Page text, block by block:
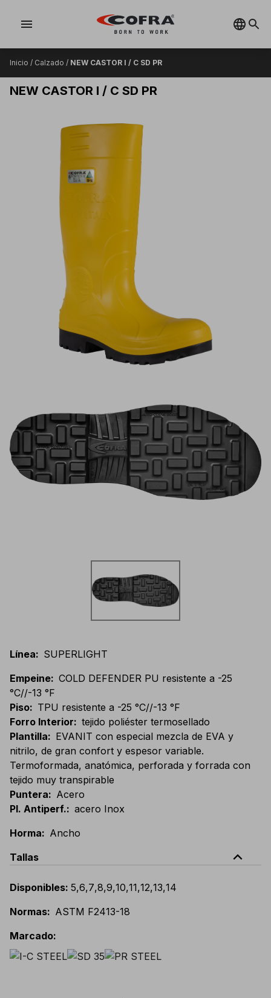
menu
Inicio / Calzado / NEW CASTOR I / C SD PR
NEW CASTOR I / C SD PR
Línea: SUPERLIGHT
Empeine: COLD DEFENDER PU resistente a -25
°C//-13 °F
Piso: TPU resistente a -25 °C//-13 °F
Forro Interior: tejido poliéster termosellado
Plantilla: EVANIT con especial mezcla de EVA y
nitrilo, de gran confort y espesor variable.
Termoformada, anatómica, perforada y forrada con
tejido muy transpirable
Puntera: Acero
Pl. Antiperf.: acero Inox
Horma: Ancho
Tallas
expand_less
Disponibles: 5,6,7,8,9,10,11,12,13,14
Normas: ASTM F2413-18
Marcado: